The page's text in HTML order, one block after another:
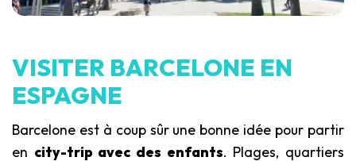
VISITER BARCELONE EN
ESPAGNE
Barcelone est à coup sûr une bonne idée pour partir
en city-trip avec des enfants. Plages, quartiers